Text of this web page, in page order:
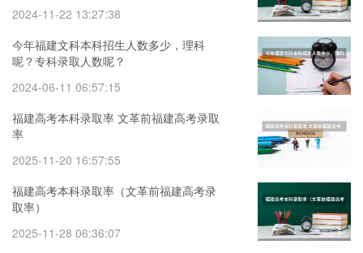
2024-11-22 13:27:38
今年福建文科本科招生人数多少，理科
呢？专科录取人数呢？
2024-06-11 06:57:15
福建高考本科录取率 文革前福建高考录取
率
2025-11-20 16:57:55
福建高考本科录取率（文革前福建高考录
取率）
2025-11-28 06:36:07